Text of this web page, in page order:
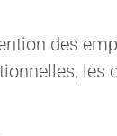
des
les